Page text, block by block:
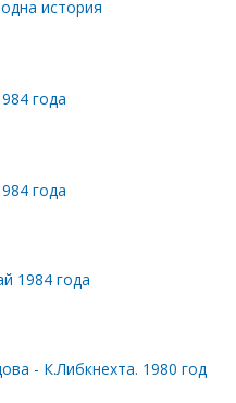
история
года
года
1984 года
- К.Либкнехта. 1980 год